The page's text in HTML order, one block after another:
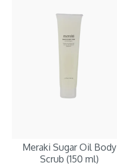
Meraki Sugar Oil Body
Scrub (150 ml)